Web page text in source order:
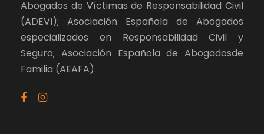
Abogados de Víctimas de Responsabilidad Civil
(ADEVI); Asociación Española de Abogados
especializados en Responsabilidad Civil y
Seguro; Asociación Española de Abogadosde
Familia (AEAFA).